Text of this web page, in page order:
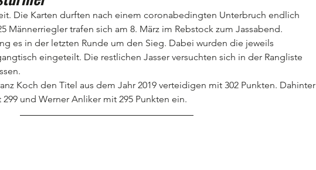
Die Karten durften nach einem coronabedingten Unterbruch endlich
Männerriegler trafen sich am 8. März im Rebstock zum Jassabend.
es in der letzten Runde um den Sieg. Dabei wurden die jeweils
eingeteilt. Die restlichen Jasser versuchten sich in der Rangliste
Koch den Titel aus dem Jahr 2019 verteidigen mit 302 Punkten. Dahinter
und Werner Anliker mit 295 Punkten ein.